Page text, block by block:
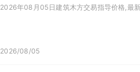
2026年08月05日建筑木方交易指导价格,最
2026/08/05